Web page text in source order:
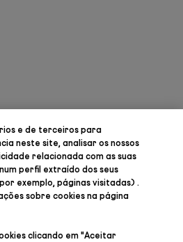
e de terceiros para
neste site, analisar os nossos
relacionada com as suas
perfil extraído dos seus
exemplo, páginas visitadas) .
sobre cookies na página
clicando em "Aceitar